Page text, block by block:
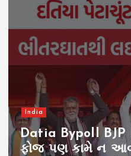
India
Datia Bypoll
ફોજ પણ કામે ન